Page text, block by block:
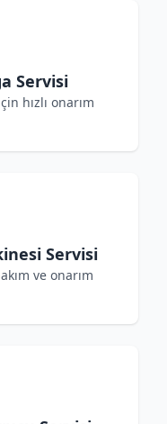
Servisi
hızlı onarım
Servisi
ve onarım